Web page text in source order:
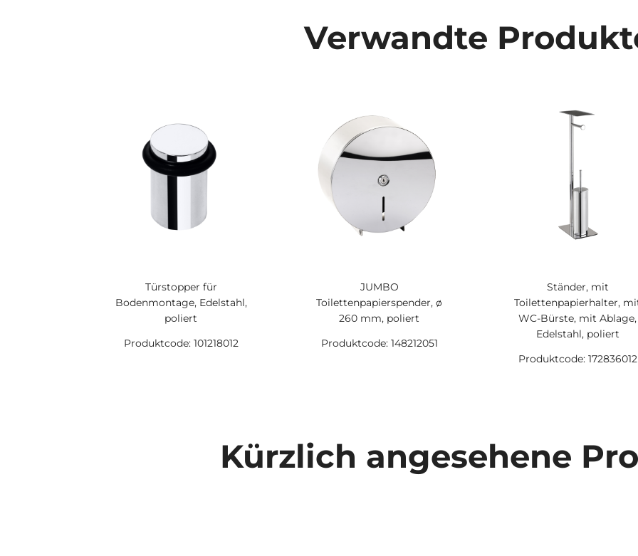
Verwandte
Türstopper für
Bodenmontage, Edelstahl,
poliert
Produktcode: 101218012
JUMBO
Toilettenpapierspender, ø
260 mm, poliert
Produktcode: 148212051
Ständer, mit
Toilettenpapierhalter,
WC-Bürste, mit Ablage,
Edelstahl, poliert
Produktcode: 172836012
Kürzlich angesehene